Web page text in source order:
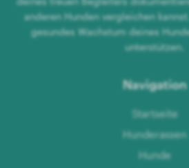
anderen Hunden vergleichen
gesundes Wachstum deines
unterstützen.
Navigation
Startseite
Hunderassen
Hunde